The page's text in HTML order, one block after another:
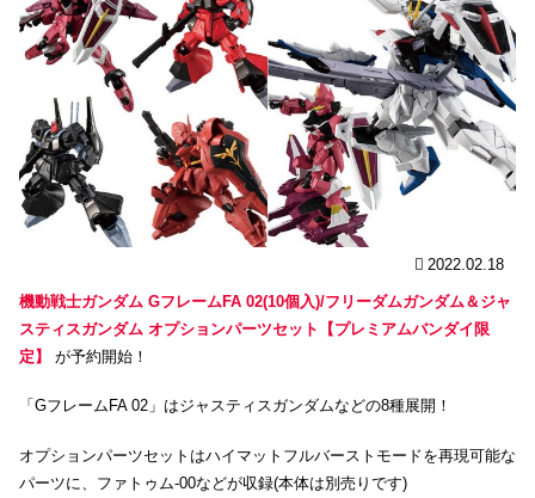
2022.02.18
機動戦士ガンダム GフレームFA 02(10個入)/フリーダムガンダム＆ジャ
スティスガンダム オプションパーツセット【プレミアムバンダイ限
定】
が予約開始！
「GフレームFA 02」はジャスティスガンダムなどの8種展開！
オプションパーツセットはハイマットフルバーストモードを再現可能な
パーツに、ファトゥム-00などが収録(本体は別売りです)